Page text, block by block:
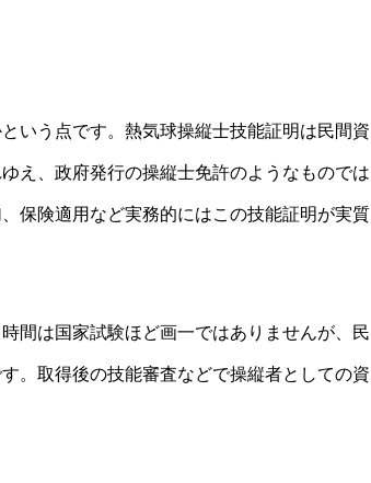
いう点です。熱気球操縦士技能証明は民間資
え、政府発行の操縦士免許のようなものでは
保険適用など実務的にはこの技能証明が実質
間は国家試験ほど画一ではありませんが、民
。取得後の技能審査などで操縦者としての資